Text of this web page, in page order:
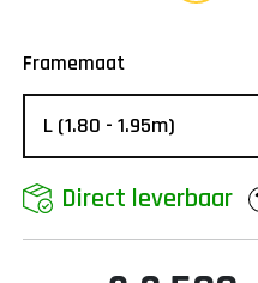
Framemaat
Direct leverbaar